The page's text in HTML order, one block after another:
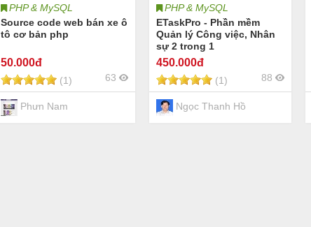
PHP & MySQL
Source code web bán xe ô
tô cơ bản php
50.000đ
(1) 63
Phưn Nam
PHP & MySQL
ETaskPro - Phần mềm
Quản lý Công việc, Nhân
sự 2 trong 1
450.000đ
(1) 88
Ngọc Thanh Hồ